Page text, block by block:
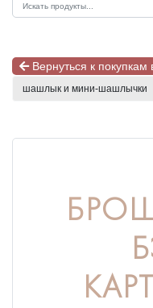
Вернуться к покупкам
шашлык и мини-шашлычки